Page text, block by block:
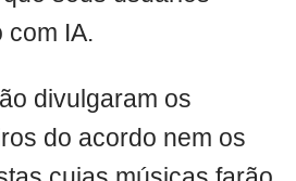
com IA.
divulgaram os
do acordo nem os